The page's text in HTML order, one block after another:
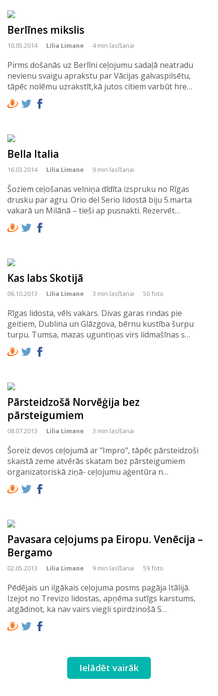
Berlīnes mikslis
10.05.2014 Lilia Limane 4 min lasīšanai
Pirms došanās uz Berlīni ceļojumu sadaļā neatradu
nevienu svaigu aprakstu par Vācijas galvaspilsētu,
tāpēc nolēmu uzrakstīt,kā jutos citiem varbūt hre…
Bella Italia
16.03.2014 Lilia Limane 9 min lasīšanai
Šoziem ceļošanas velniņa dīdīta izspruku no Rīgas
drusku par agru. Orio del Serio lidostā biju 5.marta
vakarā un Milānā – tieši ap pusnakti. Rezervēt…
Kas labs Skotijā
06.10.2013 Lilia Limane 3 min lasīšanai 50 foto
Rīgas lidosta, vēls vakars. Divas garas rindas pie
geitiem, Dublina un Glāzgova, bērnu kustība šurpu
turpu. Tumsa, mazas uguntiņas virs lidmašīnas s…
Pārsteidzošā Norvēģija bez
pārsteigumiem
08.07.2013 Lilia Limane 3 min lasīšanai
Šoreiz devos ceļojumā ar "Impro", tāpēc pārsteidzoši
skaistā zeme atvērās skatam bez pārsteigumiem
organizatoriskā ziņā- ceļojumu aģentūra n…
Pavasara ceļojums pa Eiropu. Venēcija –
Bergamo
02.05.2013 Lilia Limane 9 min lasīšanai 59 foto
Pēdējais un ilgākais ceļojuma posms pagāja Itālijā.
Izejot no Trevizo lidostas, apņēma sutīgs karstums,
atgādinot, ka nav vairs viegli spirdzinošā S…
Ielādēt vairāk